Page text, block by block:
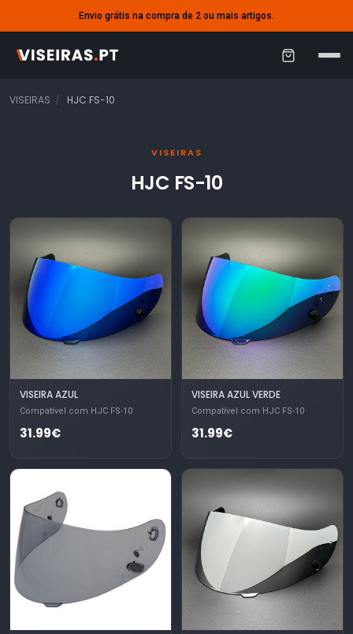
Envio grátis na compra de 2 ou mais artigos.
C
o
VISEIRAS HJC FS-10
VISEIRAS
HJC FS-10
VISEIRA AZUL
Compatível com HJC FS-10
31.99€
VISEIRA AZUL VERDE
Compatível com HJC FS-10
31.99€